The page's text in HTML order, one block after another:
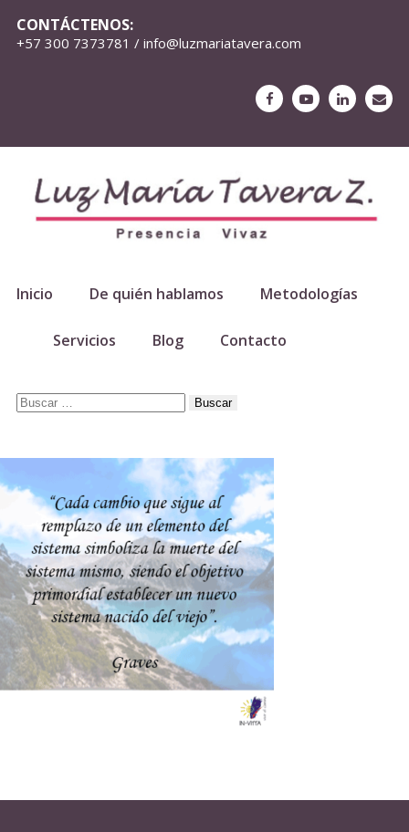
CONTÁCTENOS:
+57 300 7373781 / info@luzmariatavera.com
Inicio De quién hablamos Metodologías
Servicios Blog Contacto
Buscar: